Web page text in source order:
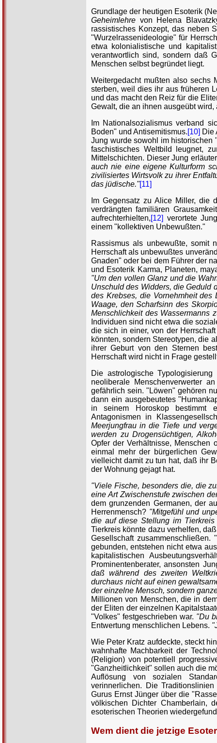
Grundlage der heutigen Esoterik
Geheimlehre von Helena
rassistisches Konzept, das neben
"Wurzelrassenideologie" für
etwa kolonialistische und
verantwortlich sind, sondern daß
Menschen selbst begründet liegt.
Weitergedacht mußten also sechs
sterben, weil dies ihr aus früheren
und das macht den Reiz für die
Gewalt, die an ihnen ausgeübt
Im Nationalsozialismus verband
Boden" und Antisemitismus.[10] Die
Jung wurde sowohl im historischen
faschistisches Weltbild leugnet,
Mittelschichten. Dieser Jung
auch nie eine eigene Kulturform
zivilisiertes Wirtsvolk zu ihrer
das jüdische."[11]
Im Gegensatz zu Alice Miller, die
verdrängten familiären
aufrechterhielten,[12] verortete
einem "kollektiven Unbewußten."
Rassismus als unbewußte, somit
Herrschaft als unbewußtes
Gnaden" oder bei dem Führer der
und Esoterik Karma, Planeten,
"Um den vollen Glanz und die
Unschuld des Widders, die Geduld
des Krebses, die Vornehmheit des
Waage, den Scharfsinn des
Menschlichkeit des Wassermanns
Individuen sind nicht etwa die
die sich in einer, von der
könnten, sondern Stereotypen, die
ihrer Geburt von den Sternen
Herrschaft wird nicht in Frage
Die astrologische
neoliberale Menschenverwerter
gefährlich sein. "Löwen" gehören
dann ein ausgebeutetes
in seinem Horoskop bestimmt
Antagonismen in
Meerjungfrau in die Tiefe und
werden zu Drogensüchtigen,
Opfer der Verhältnisse, Menschen
einmal mehr der bürgerlichen
vielleicht damit zu tun hat, daß ihr
der Wohnung gejagt hat.
"Viele Fische, besonders die, die
eine Art Zwischenstufe zwischen
dem grunzenden Germanen, der
Herrenmensch? "Mitgefühl und
die auf diese Stellung im Tierkreis
Tierkreis könnte dazu verhelfen,
Gesellschaft
gebunden, entstehen nicht etwa
kapitalistischen
Prominentenberater, ansonsten
daß während des zweiten
durchaus nicht auf einen
der einzelne Mensch, sondern
Millionen von Menschen, die in
der Eliten der einzelnen
"Volkes" festgeschrieben war. "Du
Entwertung menschlichen Lebens.
Wie Peter Kratz aufdeckte, steckt
wahnhafte Machbarkeit der
(Religion) von potentiell
"Ganzheitlichkeit" sollen auch die
Auflösung von sozialen
verinnerlichen. Die
Gurus Ernst Jünger über die
völkischen Dichter Chamberlain,
esoterischen Theorien
Wem dient die jetzige